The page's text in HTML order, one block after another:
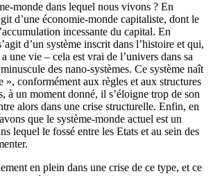
monde dans lequel nous vivons ? En
d’une économie-monde capitaliste, dont le
incessante du capital. En
d’un système inscrit dans l’histoire et qui,
une vie – cela est vrai de l’univers dans sa
des nano-systèmes. Ce système naît
», conformément aux règles et aux structures
à un moment donné, il s’éloigne trop de son
alors dans une crise structurelle. Enfin, en
que le système-monde actuel est un
lequel le fossé entre les Etats et au sein des
en plein dans une crise de ce type, et ce